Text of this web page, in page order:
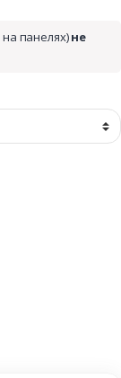
панелях)не